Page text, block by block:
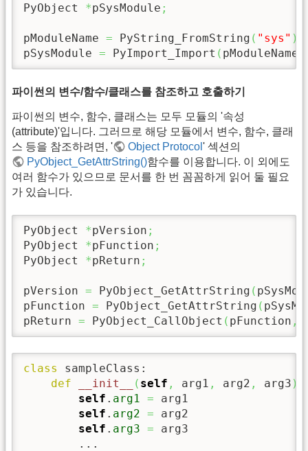
PyObject *pSysModule ;
pModuleName = PyString_FromString ( "sys" )
pSysModule = PyImport_Import ( pModuleName
파이썬의 변수/함수/클래스를 참조하고 호출하기
파이썬의 변수, 함수, 클래스는 모두 모듈의 '속성
(attribute)'입니다. 그러므로 해당 모듈에서 변수, 함수, 클래
스 등을 참조하려면, '
Object Protocol' 섹션의
PyObject_GetAttrString()함수를 이용합니다. 이 외에도
여러 함수가 있으므로 문서를 한 번 꼼꼼하게 읽어 둘 필요
가 있습니다.
PyObject *pVersion ;
PyObject *pFunction ;
PyObject *pReturn ;
pVersion = PyObject_GetAttrString (
pFunction = PyObject_GetAttrString (
pReturn = PyObject_CallObject ( pFunction ,
class
sampleClass:
def
__init__ ( self , arg1 , arg2 , arg3 )
self . arg1 = arg1
self . arg2 = arg2
self . arg3 = arg3
        ...